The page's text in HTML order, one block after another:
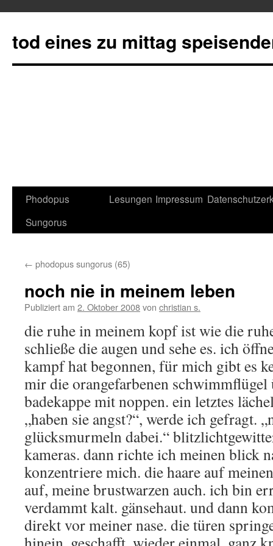
tod eines zu mittag
Springe
zum
Phodopus
Sungorus
Lesungen Impressum
← phodopus sungorus (65)
noch nie in meinem leben
Publiziert am 2. Oktober 2008von christian s.
die ruhe in meinem kopf ist wie die
schließe die augen und sehe es. ich
kampf hat begonnen, für mich gibt es
mir die orangefarbenen
badekappe mit noppen. ein letztes
„haben sie angst?“, werde ich gefragt.
glücksmurmeln dabei.“
kameras. dann richte ich meinen blick
konzentriere mich. die haare auf
auf, meine brustwarzen auch. ich bin
verdammt kalt. gänsehaut. und dann
direkt vor meiner nase. die türen